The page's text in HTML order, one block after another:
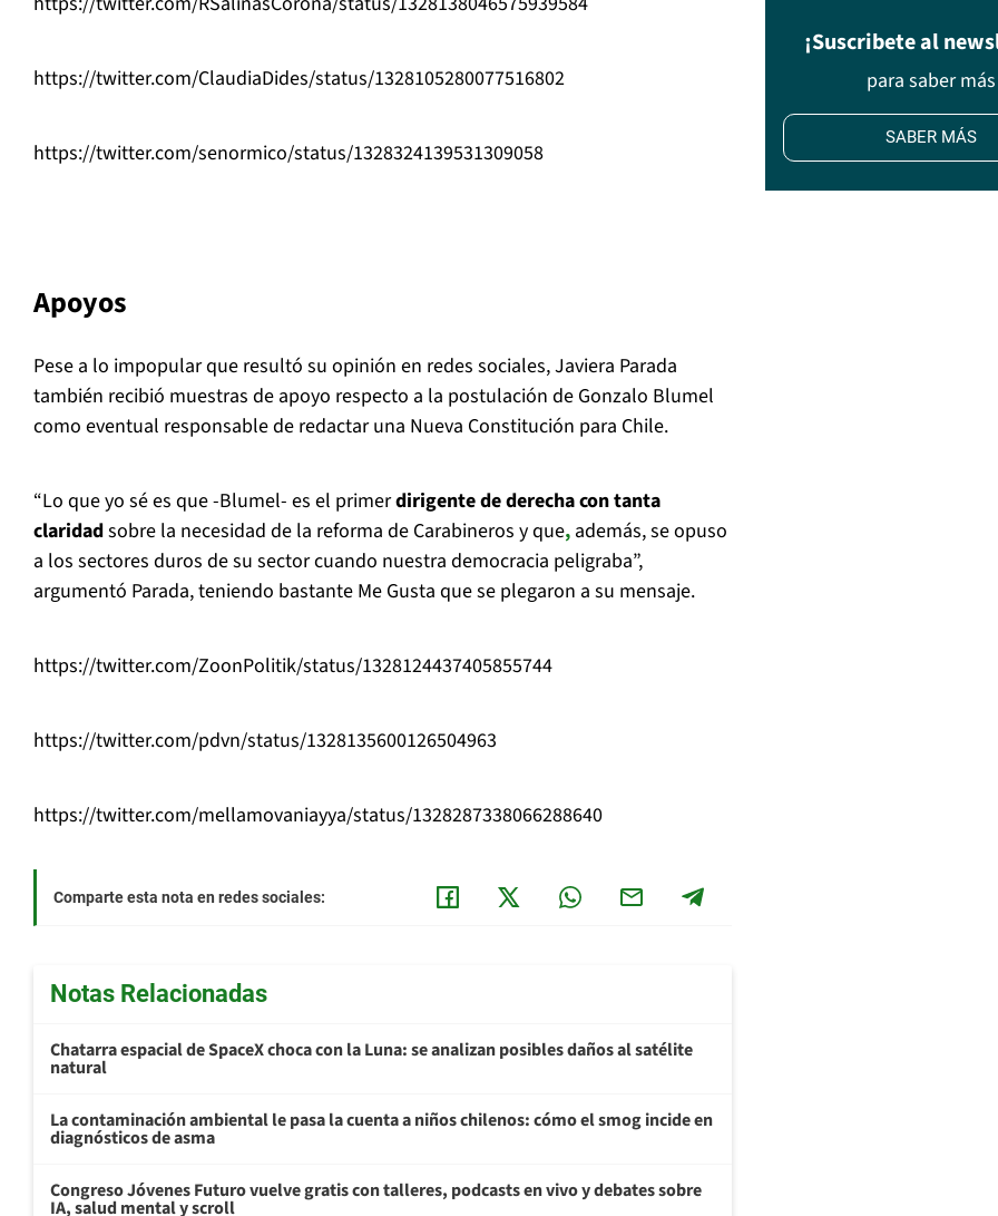
https://twitter.com/ClaudiaDides/status/1328105280077516802
https://twitter.com/senormico/status/1328324139531309058
Apoyos
Pese a lo impopular que resultó su opinión en redes sociales, Javiera Parada
también recibió muestras de apoyo respecto a la postulación de Gonzalo Blumel
como eventual responsable de redactar una Nueva Constitución para Chile.
“Lo que yo sé es que -Blumel- es el primerdirigente de derecha con tanta
claridadsobre la necesidad de la reforma de Carabineros y que, además, se opuso
a los sectores duros de su sector cuando nuestra democracia peligraba”,
argumentó Parada, teniendo bastante Me Gusta que se plegaron a su mensaje.
https://twitter.com/ZoonPolitik/status/1328124437405855744
https://twitter.com/pdvn/status/1328135600126504963
https://twitter.com/mellamovaniayya/status/1328287338066288640
Comparte esta nota en redes sociales:
Notas Relacionadas
Chatarra espacial de SpaceX choca con la Luna: se analizan posibles daños al satélite
natural
La contaminación ambiental le pasa la cuenta a niños chilenos: cómo el smog incide en
diagnósticos de asma
Congreso Jóvenes Futuro vuelve gratis con talleres, podcasts en vivo y debates sobre
IA, salud mental y scroll
¡Suscribete al
para saber más
SABER MÁS